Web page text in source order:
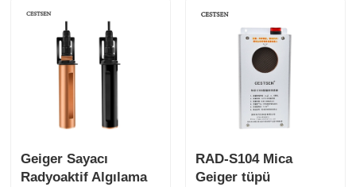
PM2.5 dedektörü
Toz Parçacıkları Sayıcısı
Partikül madde sensörü
Hava kalitesi izleme cihazı
Geiger Sayacı
Radyoaktif Algılama
RAD-S104 Mica
Geiger tüpü